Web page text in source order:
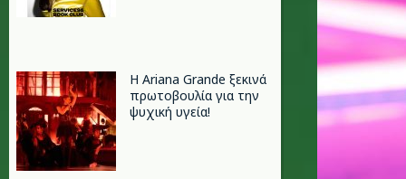
Η Ariana Grande ξεκινά
πρωτοβουλία για την
ψυχική υγεία!